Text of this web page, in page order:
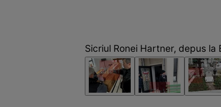
Sicriul Ronei Hartner, depus la